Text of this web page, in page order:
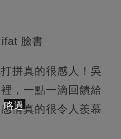
臉書
拼真的很感人！吳
，一點一滴回饋給
情真的很令人羨慕
略過